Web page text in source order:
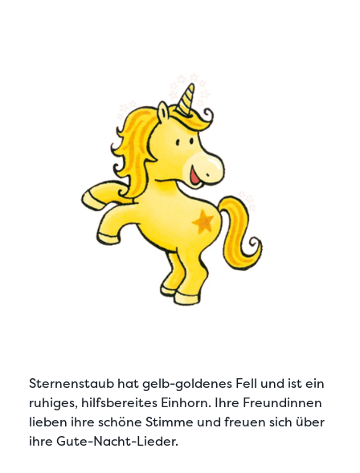
Sternenstaub hat gelb-goldenes Fell und ist ein
ruhiges, hilfsbereites Einhorn. Ihre Freundinnen
lieben ihre schöne Stimme und freuen sich über
ihre Gute-Nacht-Lieder.